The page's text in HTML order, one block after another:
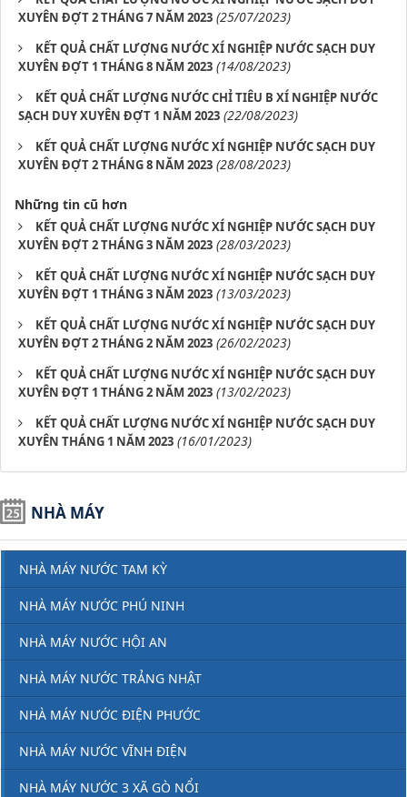
XUYÊN ĐỢT 2 THÁNG 7 NĂM 2023 (25/07/2023)
KẾT QUẢ CHẤT LƯỢNG NƯỚC XÍ NGHIỆP NƯỚC SẠCH DUY
XUYÊN ĐỢT 1 THÁNG 8 NĂM 2023 (14/08/2023)
KẾT QUẢ CHẤT LƯỢNG NƯỚC CHỈ TIÊU B XÍ NGHIỆP NƯỚC
SẠCH DUY XUYÊN ĐỢT 1 NĂM 2023 (22/08/2023)
KẾT QUẢ CHẤT LƯỢNG NƯỚC XÍ NGHIỆP NƯỚC SẠCH DUY
XUYÊN ĐỢT 2 THÁNG 8 NĂM 2023 (28/08/2023)
Những tin cũ hơn
KẾT QUẢ CHẤT LƯỢNG NƯỚC XÍ NGHIỆP NƯỚC SẠCH DUY
XUYÊN ĐỢT 2 THÁNG 3 NĂM 2023 (28/03/2023)
KẾT QUẢ CHẤT LƯỢNG NƯỚC XÍ NGHIỆP NƯỚC SẠCH DUY
XUYÊN ĐỢT 1 THÁNG 3 NĂM 2023 (13/03/2023)
KẾT QUẢ CHẤT LƯỢNG NƯỚC XÍ NGHIỆP NƯỚC SẠCH DUY
XUYÊN ĐỢT 2 THÁNG 2 NĂM 2023 (26/02/2023)
KẾT QUẢ CHẤT LƯỢNG NƯỚC XÍ NGHIỆP NƯỚC SẠCH DUY
XUYÊN ĐỢT 1 THÁNG 2 NĂM 2023 (13/02/2023)
KẾT QUẢ CHẤT LƯỢNG NƯỚC XÍ NGHIỆP NƯỚC SẠCH DUY
XUYÊN THÁNG 1 NĂM 2023 (16/01/2023)
NHÀ MÁY
NHÀ MÁY NƯỚC TAM KỲ
NHÀ MÁY NƯỚC PHÚ NINH
NHÀ MÁY NƯỚC HỘI AN
NHÀ MÁY NƯỚC TRẢNG NHẬT
NHÀ MÁY NƯỚC ĐIỆN PHƯỚC
NHÀ MÁY NƯỚC VĨNH ĐIỆN
NHÀ MÁY NƯỚC 3 XÃ GÒ NỔI